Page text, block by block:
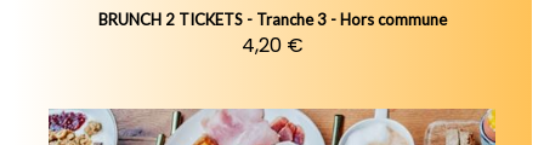
BRUNCH 2 TICKETS - Tranche 3 - Hors commune
4,20 €